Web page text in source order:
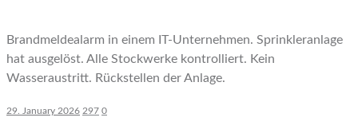
Brandmeldealarm in einem IT-Unternehmen. Sprinkleranlage
hat ausgelöst. Alle Stockwerke kontrolliert. Kein
Wasseraustritt. Rückstellen der Anlage.
29. January 2026 297 0